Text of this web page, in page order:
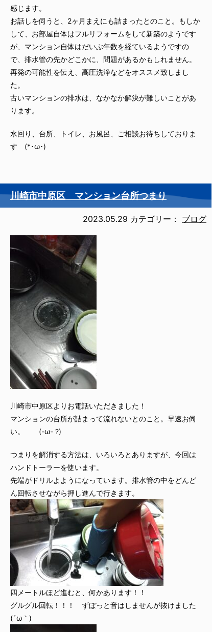
感じます。
お話しを伺うと、2ヶ月まえにも詰まったとのこと。もしか
して、お部屋自体はフルリフォームをして新築のようです
が、マンション自体はだいぶ年数を経ているようですの
で、排水管の先かどこかに、問題があるかもしれません。
再発の可能性を伝え、高圧洗浄などをオススメ致しまし
た。
古いマンションの排水は、なかなか解決が難しいことがあ
ります。
水回り、台所、トイレ、お風呂、ご相談お待ちしておりま
す (*･ω･)
川崎市中原区 マンション台所つまり
2023.05.29 カテゴリー： ブログ
川崎市中原区よりお電話いただきました！
マンションの台所が詰まって流れないとのこと。早速お伺
い。 (-ω- ?)
つまりを解消する方法は、いろいろとありますが、今回は
ハンドトーラーを使います。
先端がドリルよようになっています。排水管の中をどんど
ん回転させながら押し進んで行きます。
四メートルほど進むと、何かあります！！
グルグル回転！！！ ずぼっと音はしませんが抜けました
(´ω｀)